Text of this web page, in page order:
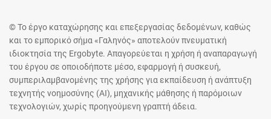
© Το έργο καταχώρησης και επεξεργασίας δεδομένων, καθώς
και το εμπορικό σήμα «Γαληνός» αποτελούν πνευματική
ιδιοκτησία της Ergobyte. Απαγορεύεται η χρήση ή αναπαραγωγή
του έργου σε οποιοδήποτε μέσο, εφαρμογή ή συσκευή,
συμπεριλαμβανομένης της χρήσης για εκπαίδευση ή ανάπτυξη
τεχνητής νοημοσύνης (AI), μηχανικής μάθησης ή παρόμοιων
τεχνολογιών, χωρίς προηγούμενη γραπτή άδεια.